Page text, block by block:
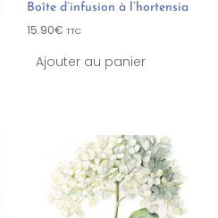
Boîte d’infusion à l’hortensia
15.90€ TTC
Ajouter au panier